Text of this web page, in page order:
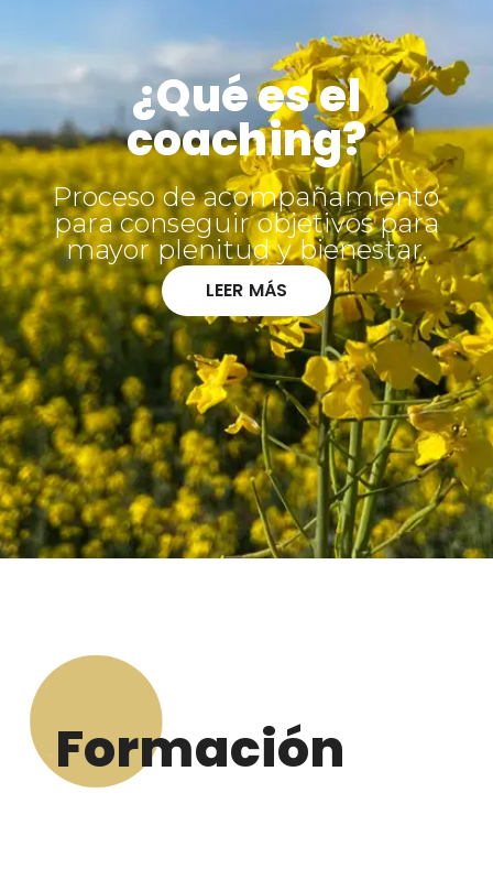
¿Qué es el
coaching?
Proceso de acompañamiento
para conseguir objetivos para
mayor plenitud y bienestar.
LEER MÁS
Formación